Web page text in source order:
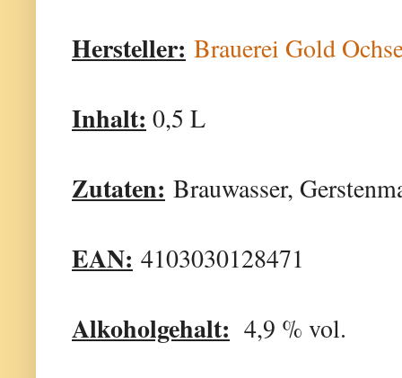
Hersteller: Brauerei Gold
Inhalt: 0,5 L
Zutaten: Brauwasser,
EAN: 4103030128471
Alkoholgehalt: 4,9 % vol.